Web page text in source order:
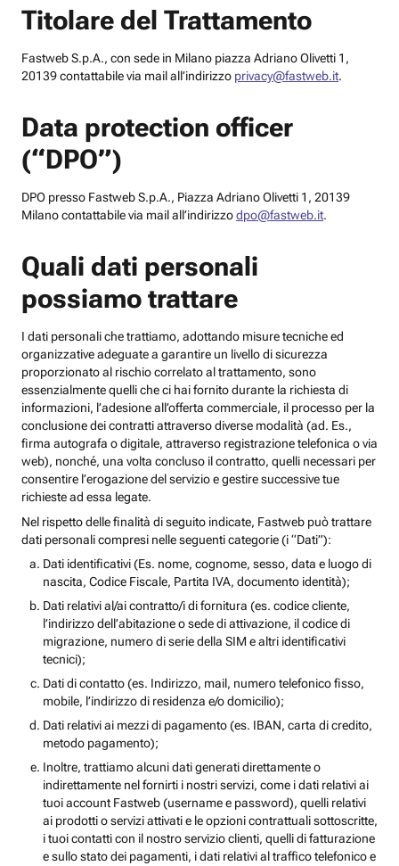
Titolare del Trattamento
Fastweb S.p.A., con sede in Milano piazza Adriano Olivetti 1,
20139 contattabile via mail all’indirizzo privacy@fastweb.it.
Data protection officer
(“DPO”)
DPO presso Fastweb S.p.A., Piazza Adriano Olivetti 1, 20139
Milano contattabile via mail all’indirizzodpo@fastweb.it.
Quali dati personali
possiamo trattare
I dati personali che trattiamo, adottando misure tecniche ed
organizzative adeguate a garantire un livello di sicurezza
proporzionato al rischio correlato al trattamento, sono
essenzialmente quelli che ci hai fornito durante la richiesta di
informazioni, l’adesione all’offerta commerciale, il processo per la
conclusione dei contratti attraverso diverse modalità (ad. Es.,
firma autografa o digitale, attraverso registrazione telefonica o via
web), nonché, una volta concluso il contratto, quelli necessari per
consentire l’erogazione del servizio e gestire successive tue
richieste ad essa legate.
Nel rispetto delle finalità di seguito indicate, Fastweb può trattare
dati personali compresi nelle seguenti categorie (i “Dati”):
Dati identificativi (Es. nome, cognome, sesso, data e luogo di
nascita, Codice Fiscale, Partita IVA, documento identità);
Dati relativi al/ai contratto/i di fornitura (es. codice cliente,
l’indirizzo dell’abitazione o sede di attivazione, il codice di
migrazione, numero di serie della SIM e altri identificativi
tecnici);
Dati di contatto (es. Indirizzo, mail, numero telefonico fisso,
mobile, l’indirizzo di residenza e/o domicilio);
Dati relativi ai mezzi di pagamento (es. IBAN, carta di credito,
metodo pagamento);
Inoltre, trattiamo alcuni dati generati direttamente o
indirettamente nel fornirti i nostri servizi, come i dati relativi ai
tuoi account Fastweb (username e password), quelli relativi
ai prodotti o servizi attivati e le opzioni contrattuali sottoscritte,
i tuoi contatti con il nostro servizio clienti, quelli di fatturazione
e sullo stato dei pagamenti, i dati relativi al traffico telefonico e